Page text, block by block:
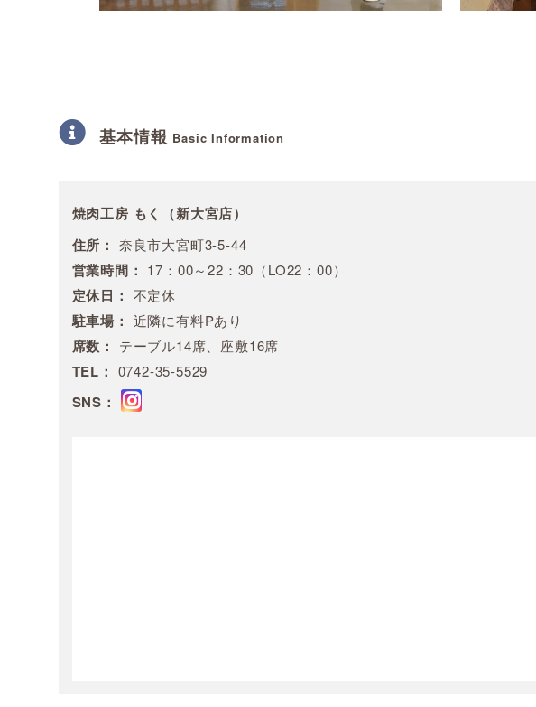
基本情報 Basic Information
焼肉工房 もく（新大宮店）
住所： 奈良市大宮町3-5-44
営業時間： 17：00～22：30（LO22：00）
定休日： 不定休
駐車場： 近隣に有料Pあり
席数： テーブル14席、座敷16席
TEL： 0742-35-5529
SNS：